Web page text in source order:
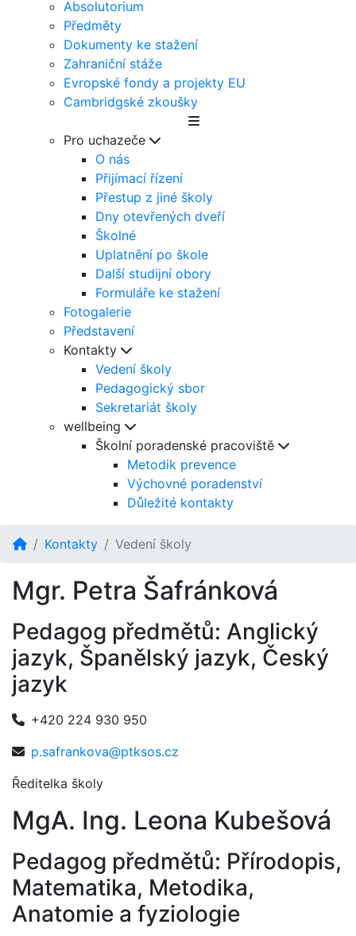
Absolutorium
Předměty
Dokumenty ke stažení
Zahraniční stáže
Evropské fondy a projekty EU
Cambridgské zkoušky
Pro uchazeče
O nás
Přijímací řízení
Přestup z jiné školy
Dny otevřených dveří
Školné
Uplatnění po škole
Další studijní obory
Formuláře ke stažení
Fotogalerie
Představení
Kontakty
Vedení školy
Pedagogický sbor
Sekretariát školy
wellbeing
Školní poradenské pracoviště
Metodik prevence
Výchovné poradenství
Důležité kontakty
Kontakty Vedení školy
Mgr. Petra Šafránková
Pedagog předmětů: Anglický
jazyk, Španělský jazyk, Český
jazyk
+420 224 930 950
p.safrankova@ptksos.cz
Ředitelka školy
MgA. Ing. Leona Kubešová
Pedagog předmětů: Přírodopis,
Matematika, Metodika,
Anatomie a fyziologie